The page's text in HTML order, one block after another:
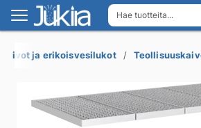
Hae tuotteita...
Siirry
navigointiin
Siirry
sisältöön
ja erikoisvesilukot